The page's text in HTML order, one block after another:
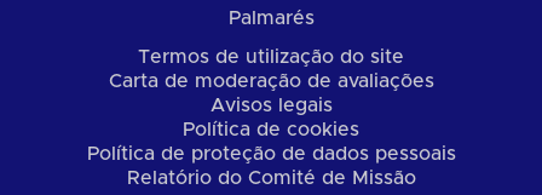
Palmarés
Termos de utilização do site
Carta de moderação de avaliações
Avisos legais
Política de cookies
Política de proteção de dados pessoais
Relatório do Comité de Missão